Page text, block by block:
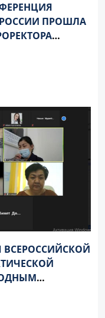
ПРОШЛА
ВСЕРОССИЙСКОЙ